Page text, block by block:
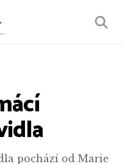
VYHLEDÁVÁNÍ
pochází od Marie